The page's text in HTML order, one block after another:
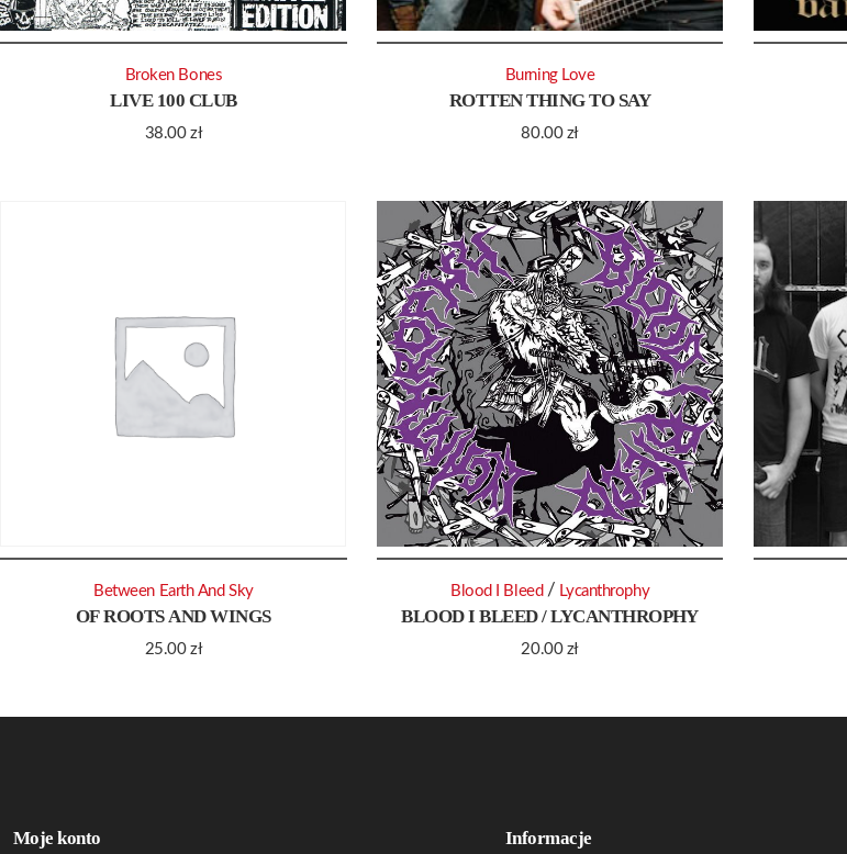
LIVE 100 CLUB
38.00zł
Broken Bones
ROTTEN THING TO SAY
80.00 zł
Burning Love
OF ROOTS AND WINGS
25.00zł
Between Earth And Sky
BLOOD I BLEED / LYCANTHROPHY
20.00 zł
Blood I Bleed / Lycanthrophy
Moje konto Informacje